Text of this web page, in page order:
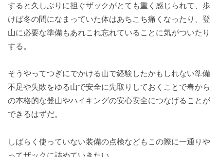
すると久しぶりに担ぐザックがとても重く感じられて、歩
けば冬の間になまっていた体はあちこち痛くなったり、登
山に必要な準備もあれこれ忘れていることに気がついたり
する。
そうやってつぎにでかける山で経験したかもしれない準備
不足や失敗をゆる山で安全に先取りしておくことで春から
の本格的な登山やハイキングの安心安全につなげることが
できるはずだ。
しばらく使っていない装備の点検などもこの際に一通りや